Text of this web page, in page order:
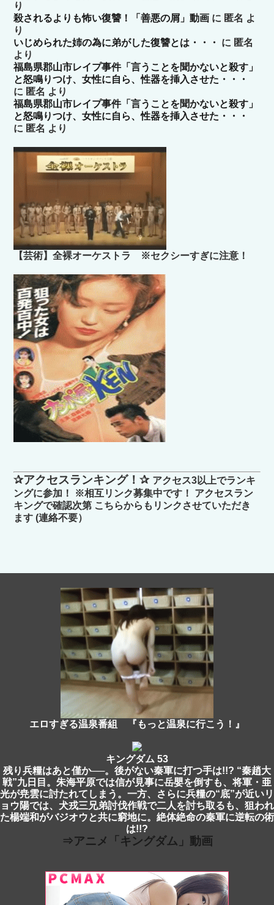
り
殺されるよりも怖い復讐！「善悪の屑」動画 に 匿名 よ
り
いじめられた姉の為に弟がした復讐とは・・・
に 匿名
より
福島県郡山市レイプ事件「言うことを聞かないと殺す」
と怒鳴りつけ、女性に自ら、性器を挿入させた・・・
に 匿名 より
福島県郡山市レイプ事件「言うことを聞かないと殺す」
と怒鳴りつけ、女性に自ら、性器を挿入させた・・・
に 匿名 より
【芸術】全裸オーケストラ ※セクシーすぎに注意！
✰アクセスランキング！✰ アクセス3以上でランキ
ングに参加！ ※相互リンク募集中です！ アクセスラン
キングで確認次第 こちらからもリンクさせていただき
ます (連絡不要）
エロすぎる温泉番組 『もっと温泉に行こう！』
キングダム 53
残り兵糧はあと僅か──。後がない秦軍に打つ手は!!? “秦趙大
戦”九日目。朱海平原では信が見事に岳嬰を倒すも、将軍・亜
光が尭雲に討たれてしまう。一方、さらに兵糧の“底”が近いリ
ョウ陽では、犬戎三兄弟討伐作戦で二人を討ち取るも、狙われ
た楊端和がバジオウと共に窮地に。絶体絶命の秦軍に逆転の術
は!!?
⇒アニメ「キングダム」動画